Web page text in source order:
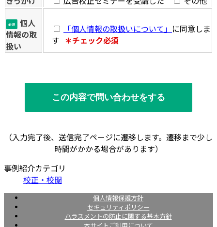
必須
個人
情報の取
扱い
「個人情報の取扱いについて」 に同意しま
す ＊チェック必須
（入力完了後、送信完了ページに遷移します。遷移まで少し
時間がかかる場合があります）
事例紹介カテゴリ
校正・校閲
個人情報保護方針
セキュリティポリシー
ハラスメントの防止に関する基本方針